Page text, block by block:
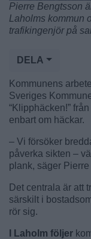
Pierre Bengtsson
Laholms kommun
trafikingenjör på
DELA
Kommunens
Sveriges
“Klipphäcken!”
enbart om häckar.
– Vi försöker
påverka sikten –
plank, säger
Det centrala är att
särskilt i
rör sig.
I Laholm följer